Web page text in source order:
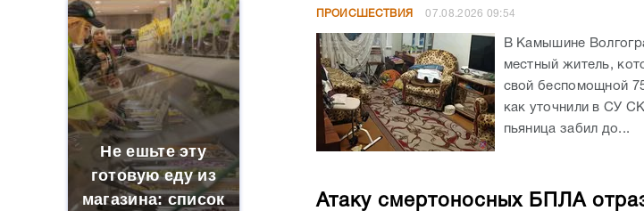
Не ешьте эту
готовую еду из
магазина: список
ПРОИСШЕСТВИЯ 07.08.2026 09:54
В Камышине
местный житель,
свой беспомощной
как уточнили в СУ
пьяница забил до...
Атаку смертоносных БПЛА